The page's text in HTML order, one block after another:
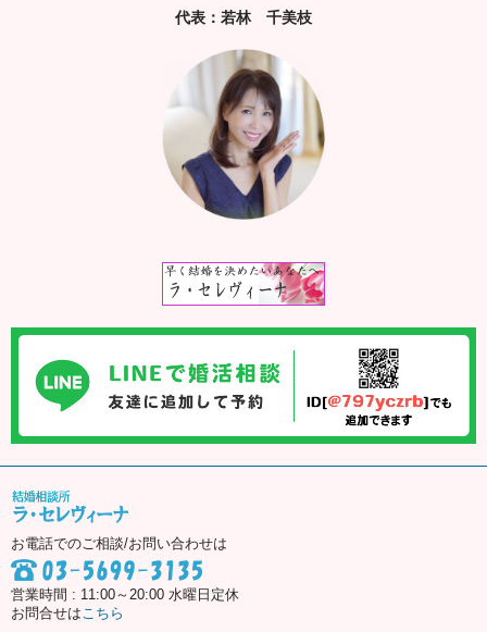
代表：若林 千美枝
お電話でのご相談/お問い合わせは
営業時間 : 11:00～20:00 水曜日定休
お問合せはこちら